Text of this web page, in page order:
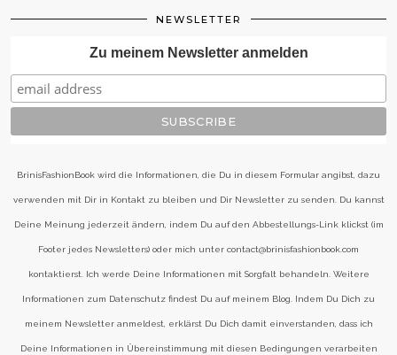
NEWSLETTER
Zu meinem Newsletter anmelden
BrinisFashionBook wird die Informationen, die Du in diesem Formular angibst, dazu
verwenden mit Dir in Kontakt zu bleiben und Dir Newsletter zu senden. Du kannst
Deine Meinung jederzeit ändern, indem Du auf den Abbestellungs-Link klickst (im
Footer jedes Newsletters) oder mich unter contact@brinisfashionbook.com
kontaktierst. Ich werde Deine Informationen mit Sorgfalt behandeln. Weitere
Informationen zum Datenschutz findest Du auf meinem Blog. Indem Du Dich zu
meinem Newsletter anmeldest, erklärst Du Dich damit einverstanden, dass ich
Deine Informationen in Übereinstimmung mit diesen Bedingungen verarbeiten